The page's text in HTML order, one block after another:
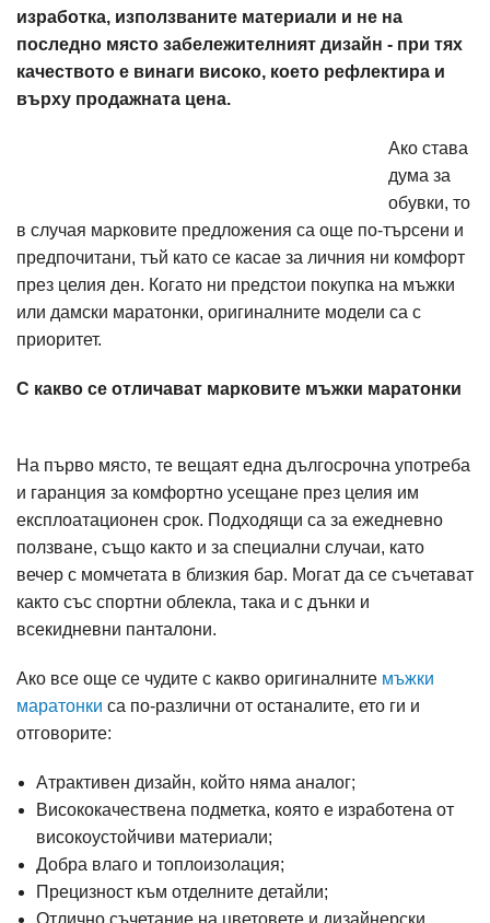
изработка, използваните материали и не на
последно място забележителният дизайн - при тях
качеството е винаги високо, което рефлектира и
върху продажната цена.
Ако става
дума за
обувки, то
в случая марковите предложения са още по-търсени и
предпочитани, тъй като се касае за личния ни комфорт
през целия ден. Когато ни предстои покупка на мъжки
или дамски маратонки, оригиналните модели са с
приоритет.
С какво се отличават марковите мъжки маратонки
На първо място, те вещаят една дългосрочна употреба
и гаранция за комфортно усещане през целия им
експлоатационен срок. Подходящи са за ежедневно
ползване, също както и за специални случаи, като
вечер с момчетата в близкия бар. Могат да се съчетават
както със спортни облекла, така и с дънки и
всекидневни панталони.
Ако все още се чудите с какво оригиналните мъжки
маратонки са по-различни от останалите, ето ги и
отговорите:
Атрактивен дизайн, който няма аналог;
Висококачествена подметка, която е изработена от
високоустойчиви материали;
Добра влаго и топлоизолация;
Прецизност към отделните детайли;
Отлично съчетание на цветовете и дизайнерски